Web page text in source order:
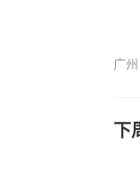
广
下